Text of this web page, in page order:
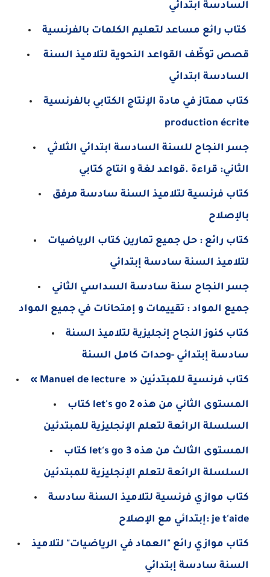
السادسة ابتدائي
السادسة ابتدائي
كتاب ممتاز في مادة الإنتاج الكتابي بالفرنسية
production écrite
جسر النجاح للسنة السادسة ابتدائي الثلاثي
الثاني: قراءة .قواعد لغة و انتاج كتابي
كتاب فرنسية لتلاميذ السنة سادسة مرفق
بالإصلاح
كتاب رائع : حل جميع تمارين كتاب الرياضيات
لتلاميذ السنة سادسة إبتدائي
جسر النجاح سنة سادسة السداسي الثاني
جميع المواد : تقييمات و إمتحانات في جميع المواد
كتاب كنوز النجاح إنجليزية لتلاميذ السنة
سادسة إبتدائي -وحدات كامل السنة
« Manuel de lecture » كتاب فرنسية للمبتدئين
كتاب let's go 2 المستوى الثاني من هذه
السلسلة الرائعة لتعلم الإنجليزية للمبتدئين
كتاب let's go 3 المستوى الثالث من هذه
السلسلة الرائعة لتعلم الإنجليزية للمبتدئين
كتاب موازي فرنسية لتلاميذ السنة سادسة
إبتدائي مع الإصلاح: je t'aide
كتاب موازي رائع "العماد في الرياضيات" لتلاميذ
السنة سادسة إبتدائي